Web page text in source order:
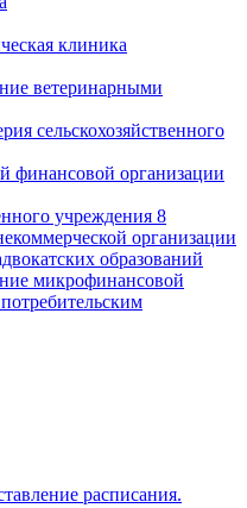
клиника
ветеринарными
сельскохозяйственного
финансовой организации
учреждения 8
организации
образований
микрофинансовой
расписания.